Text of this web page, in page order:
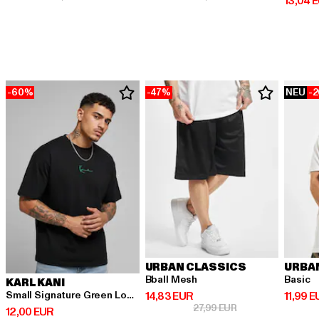
-60%
KARL KANI
Small Signature Green Logo Tee black
12,00 EUR
Derzeitiger Preis: 12,00 EUR
-47%
URBAN CLASSICS
Bball Mesh
14,83 EUR
Derzeitiger Preis: 14,83 EUR
27,99 EURAktionspreis: 27,99
NEU -
Basic
11,99